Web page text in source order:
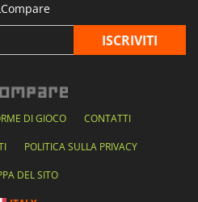
DI GIOCO CONTATTI
POLITICA SULLA PRIVACY
DEL SITO